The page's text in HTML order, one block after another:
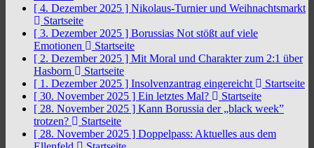
[ 4. Dezember 2025 ] Nikolaus-Turnier und Weihnachtsmarkt
Startseite
[ 3. Dezember 2025 ] Borussias Not stößt auf viele
Emotionen
Startseite
[ 2. Dezember 2025 ] Mit Moral und Charakter zum 2:1 über
Hasborn
Startseite
[ 1. Dezember 2025 ] Insolvenzantrag eingereicht
Startseite
[ 30. November 2025 ] Ein letztes Mal?
Startseite
[ 28. November 2025 ] Kann Borussia der „black week”
trotzen?
Startseite
[ 28. November 2025 ] Doppelpass: Aktuelles aus dem